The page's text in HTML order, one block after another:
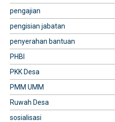
pengajian
pengisian jabatan
penyerahan bantuan
PHBI
PKK Desa
PMM UMM
Ruwah Desa
sosialisasi